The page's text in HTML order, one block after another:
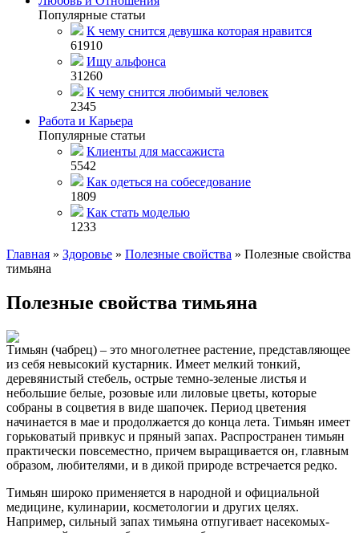
Популярные статьи
К чему снится девушка которая нравится
61910
Ищу альфонса
31260
К чему снится любимый человек
2345
Работа и Карьера
Популярные статьи
Клиенты для массажиста
5542
Как одеться на собеседование
1809
Как стать моделью
1233
Главная » Здоровье » Полезные свойства » Полезные свойства
тимьяна
Полезные свойства тимьяна
Тимьян (чабрец) – это многолетнее растение, представляющее
из себя невысокий кустарник. Имеет мелкий тонкий,
деревянистый стебель, острые темно-зеленые листья и
небольшие белые, розовые или лиловые цветы, которые
собраны в соцветия в виде шапочек. Период цветения
начинается в мае и продолжается до конца лета. Тимьян имеет
горьковатый привкус и пряный запах. Распространен тимьян
практически повсеместно, причем выращивается он, главным
образом, любителями, и в дикой природе встречается редко.
Тимьян широко применяется в народной и официальной
медицине, кулинарии, косметологии и других целях.
Например, сильный запах тимьяна отпугивает насекомых-